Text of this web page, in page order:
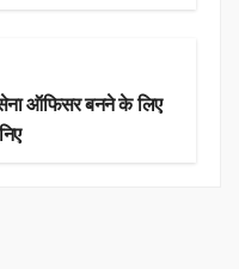
ऑफिसर बनने के लिए